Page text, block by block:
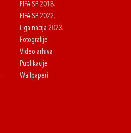
FIFA SP 2018.
FIFA SP 2022.
Liga nacija 2023.
Fotografije
Video arhiva
Publikacije
Wallpaperi